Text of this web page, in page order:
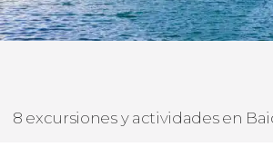
8 excursiones y actividades en